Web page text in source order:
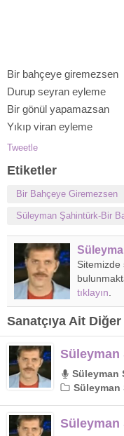
Bir bahçeye giremezsen
Durup seyran eyleme
Bir gönül yapamazsan
Yıkıp viran eyleme
Tweetle
Etiketler
Bir Bahçeye Giremezsen
Süleyman Şahintürk-Bir
Sitemizde
tıklayın
Sanatçıya Ait
Süleyman
Süleyman
Süleyman
Süleyman